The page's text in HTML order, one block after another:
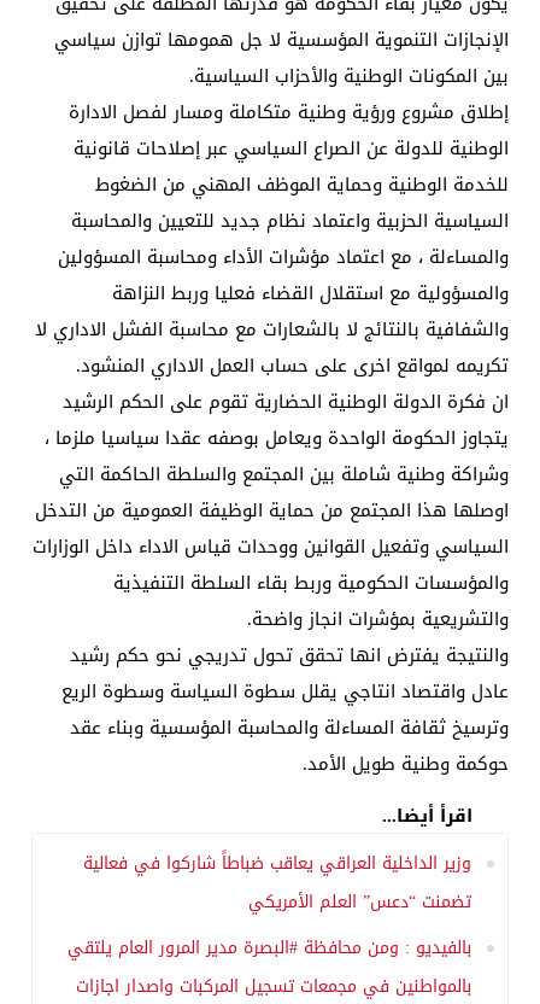
الإنجازات التنموية المؤسسية لا جل همومها توازن سياسي
بين المكونات الوطنية والأحزاب السياسية.
إطلاق مشروع ورؤية وطنية متكاملة ومسار لفصل الادارة
الوطنية للدولة عن الصراع السياسي عبر إصلاحات قانونية
للخدمة الوطنية وحماية الموظف المهني من الضغوط
السياسية الحزبية واعتماد نظام جديد للتعيين والمحاسبة
والمساءلة ، مع اعتماد مؤشرات الأداء ومحاسبة المسؤولين
والمسؤولية مع استقلال القضاء فعليا وربط النزاهة
والشفافية بالنتائج لا بالشعارات مع محاسبة الفشل الاداري لا
تكريمه لمواقع اخرى على حساب العمل الاداري المنشود.
ان فكرة الدولة الوطنية الحضارية تقوم على الحكم الرشيد
يتجاوز الحكومة الواحدة ويعامل بوصفه عقدا سياسيا ملزما ،
وشراكة وطنية شاملة بين المجتمع والسلطة الحاكمة التي
اوصلها هذا المجتمع من حماية الوظيفة العمومية من التدخل
السياسي وتفعيل القوانين ووحدات قياس الاداء داخل الوزارات
والمؤسسات الحكومية وربط بقاء السلطة التنفيذية
والتشريعية بمؤشرات انجاز واضحة.
والنتيجة يفترض انها تحقق تحول تدريجي نحو حكم رشيد
عادل واقتصاد انتاجي يقلل سطوة السياسة وسطوة الريع
وترسيخ ثقافة المساءلة والمحاسبة المؤسسية وبناء عقد
حوكمة وطنية طويل الأمد.
اقرأ أيضا...
وزير الداخلية العراقي يعاقب ضباطاً شاركوا في فعالية
تضمنت “دعس” العلم الأمريكي
بالفيديو : ومن محافظة #البصرة مدير المرور العام يلتقي
بالمواطنين في مجمعات تسجيل المركبات واصدار اجازات